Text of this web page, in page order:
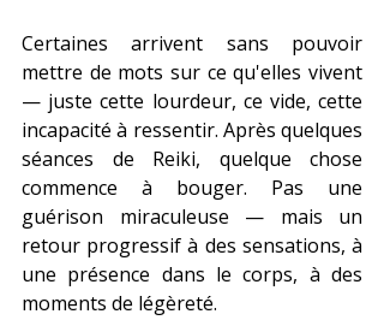
Certaines arrivent sans pouvoir
mettre de mots sur ce qu'elles vivent
— juste cette lourdeur, ce vide, cette
incapacité à ressentir. Après quelques
séances de Reiki, quelque chose
commence à bouger. Pas une
guérison miraculeuse — mais un
retour progressif à des sensations, à
une présence dans le corps, à des
moments de légèreté.